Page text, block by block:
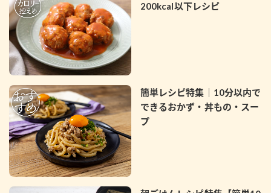
200kcal以下レシピ
簡単レシピ特集｜10分以内で
できるおかず・丼もの・スー
プ